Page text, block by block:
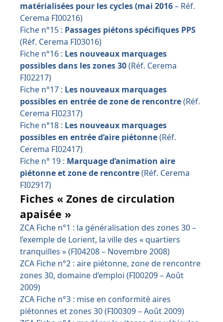
matérialisées pour les cycles (mai 2016– Réf.
Cerema FI00216)
Fiche n°15 : Passages piétons spécifiques PPS
(Réf. Cerema FI03016)
Fiche n°16 : Les nouveaux marquages
possibles dans les zones 30(Réf. Cerema
FI02217)
Fiche n°17 : Les nouveaux marquages
possibles en entrée de zone de rencontre(Réf.
Cerema FI02317)
Fiche n°18 : Les nouveaux marquages
possibles en entrée d’aire piétonne(Réf.
Cerema FI02417)
Fiche n° 19 : Marquage d’animation aire
piétonne et zone de rencontre(Réf. Cerema
FI02917)
Fiches « Zones de circulation
apaisée »
ZCA Fiche n°1 : la généralisation des zones 30 –
l’exemple de Lorient, la ville des « quartiers
tranquilles » (FI04208 – Novembre 2008)
ZCA Fiche n°2 : aire piétonne, zone de rencontre
zones 30, domaine d’emploi (FI00209 – Août
2009)
ZCA Fiche n°3 : mise en conformité aires
piétonnes et zones 30 (FI00309 – Août 2009)